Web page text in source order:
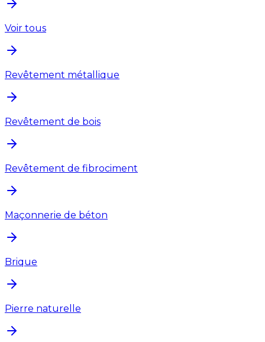
Voir tous
Revêtement métallique
Revêtement de bois
Revêtement de fibrociment
Maçonnerie de béton
Brique
Pierre naturelle